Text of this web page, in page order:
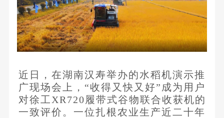
近日，在湖南汉寿举办的水稻机演示推
广现场会上，“收得又快又好”成为用户
对徐工XR720履带式谷物联合收获机的
一致评价。一位扎根农业生产近二十年